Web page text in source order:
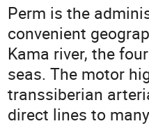
Perm is the
convenient
Kama river, the
seas. The motor
transsiberian
direct lines to